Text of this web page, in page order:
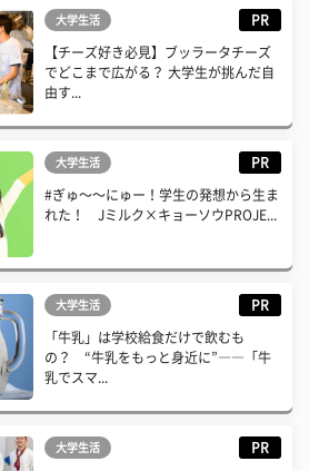
大学生活 PR
【チーズ好き必見】ブッラータチーズ
でどこまで広がる？ 大学生が挑んだ自
由す...
大学生活 PR
#ぎゅ〜〜にゅー！学生の発想から生ま
れた！ Jミルク×キョーソウPROJE...
大学生活 PR
「牛乳」は学校給食だけで飲むも
の？ “牛乳をもっと身近に”――「牛
乳でスマ...
大学生活 PR